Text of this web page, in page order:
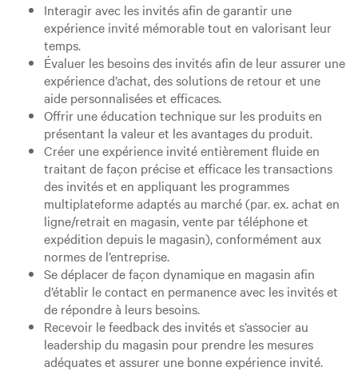
Interagir avec les invités afin de garantir une
expérience invité mémorable tout en valorisant leur
temps.
Évaluer les besoins des invités afin de leur assurer une
expérience d’achat, des solutions de retour et une
aide personnalisées et efficaces.
Offrir une éducation technique sur les produits en
présentant la valeur et les avantages du produit.
Créer une expérience invité entièrement fluide en
traitant de façon précise et efficace les transactions
des invités et en appliquant les programmes
multiplateforme adaptés au marché (par. ex. achat en
ligne/retrait en magasin, vente par téléphone et
expédition depuis le magasin), conformément aux
normes de l’entreprise.
Se déplacer de façon dynamique en magasin afin
d’établir le contact en permanence avec les invités et
de répondre à leurs besoins.
Recevoir le feedback des invités et s’associer au
leadership du magasin pour prendre les mesures
adéquates et assurer une bonne expérience invité.